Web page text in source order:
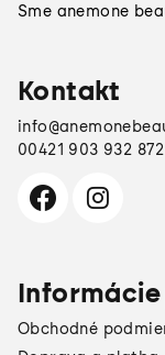
Sme anemone
Kontakt
info@
00421 903 932 872
Informácie
Obchodné